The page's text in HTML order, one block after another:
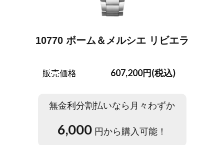
10770 ボーム＆メルシエ リビエラ
販売価格 607,200円(税込)
無金利分割払いなら月々わずか
6,000 円から購入可能！